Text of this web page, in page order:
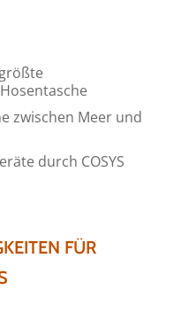
zwischen Meer und
durch COSYS
FÜR